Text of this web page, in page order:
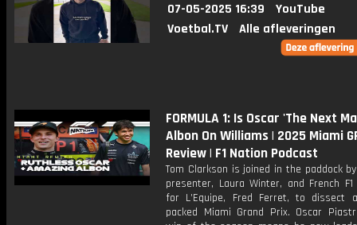
07-05-2025 16:39
YouTube
Voetbal.TV
Alle afleveringen
FORMULA 1: Is Oscar 'The Next
Albon On Williams | 2025 Miami
Review | F1 Nation Podcast
Tom Clarkson is joined in the paddock by
presenter, Laura Winter, and French
for L’Equipe, Fred Ferret, to dissect
packed Miami Grand Prix. Oscar